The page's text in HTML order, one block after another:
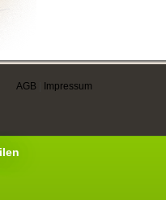
AGB Impressum